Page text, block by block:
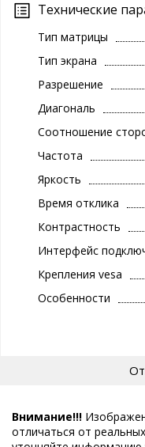
Технические
Тип матрицы
Тип экрана
Разрешение
Диагональ
Соотношение
Частота
Яркость
Время отклика
Контрастность
Интерфейс
Крепления vesa
Особенности
Внимание!!!
отличаться от